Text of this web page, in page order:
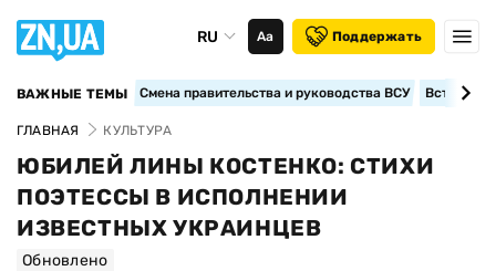
RU Аа Поддержать
ВАЖНЫЕ ТЕМЫ Смена правительства и руководства ВСУ
ГЛАВНАЯ КУЛЬТУРА
ЮБИЛЕЙ ЛИНЫ КОСТЕНКО: СТИХИ
ПОЭТЕССЫ В ИСПОЛНЕНИИ
ИЗВЕСТНЫХ УКРАИНЦЕВ
Обновлено